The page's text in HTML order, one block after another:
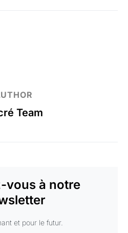
Team
vous à notre
et pour le futur.